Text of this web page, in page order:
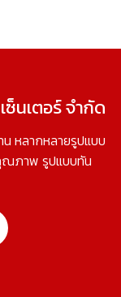
ซ็นเตอร์ จำกัด
น หลากหลายรูปแบบ
ณภาพ รูปแบบทัน